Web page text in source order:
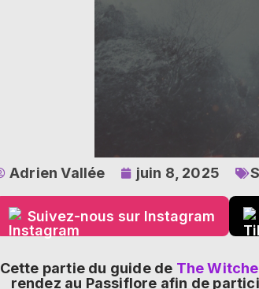
Adrien Vallée juin 8, 2025
Suivez-nous sur Instagram
Cette partie du guide de The
rendez au Passiflore afin de